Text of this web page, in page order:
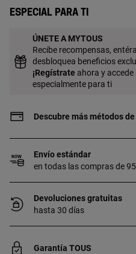
funda ideal para guardar y
Especial para ti
ÚNETE A MYTOUS
Recibe recompensas,
desbloquea beneficios
¡Regístrate ahora y
especialmente para ti
Descubre más métodos
Envío estándar
en todas las compras de
Devoluciones gratuitas
hasta 30 días
Garantía TOUS